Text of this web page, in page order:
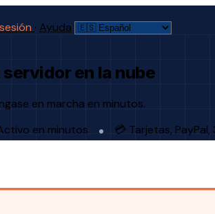
· Ayuda
en la nube
en marcha en minutos.
en minutos 💳 Tarjetas,